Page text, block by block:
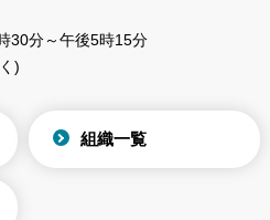
30分～午後5時15分
)
組織一覧